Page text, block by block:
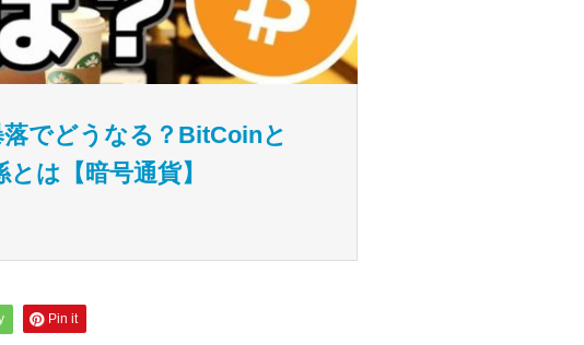
落でどうなる？BitCoinと
は【暗号通貨】
Pin it